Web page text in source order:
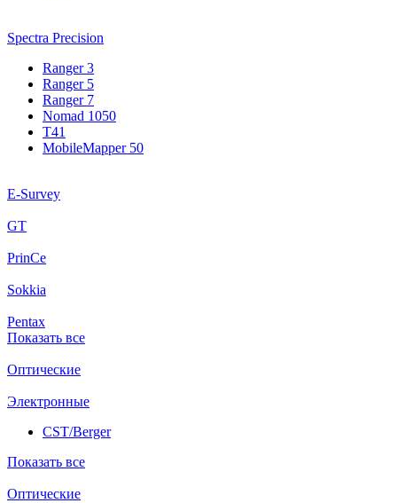
Spectra Precision
Ranger 3
Ranger 5
Ranger 7
Nomad 1050
T41
MobileMapper 50
E-Survey
GT
PrinCe
Sokkia
Pentax
Показать все
Оптические
Электронные
CST/Berger
Показать все
Оптические